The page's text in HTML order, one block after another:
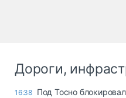
Дороги,
16:38 Под Тосно